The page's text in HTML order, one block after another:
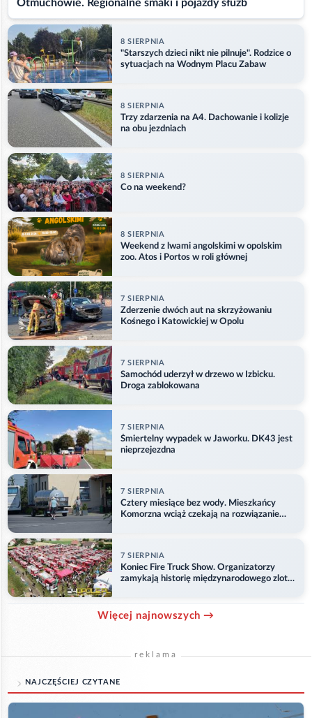
Otmuchowie. Regionalne smaki i pojazdy służb
8 SIERPNIA
"Starszych dzieci nikt nie pilnuje". Rodzice o
sytuacjach na Wodnym Placu Zabaw
8 SIERPNIA
Trzy zdarzenia na A4. Dachowanie i kolizje
na obu jezdniach
8 SIERPNIA
Co na weekend?
8 SIERPNIA
Weekend z lwami angolskimi w opolskim
zoo. Atos i Portos w roli głównej
7 SIERPNIA
Zderzenie dwóch aut na skrzyżowaniu
Kośnego i Katowickiej w Opolu
7 SIERPNIA
Samochód uderzył w drzewo w Izbicku.
Droga zablokowana
7 SIERPNIA
Śmiertelny wypadek w Jaworku. DK43 jest
nieprzejezdna
7 SIERPNIA
Cztery miesiące bez wody. Mieszkańcy
Komorzna wciąż czekają na rozwiązanie
7 SIERPNIA
Koniec Fire Truck Show. Organizatorzy
zamykają historię międzynarodowego zlotu
Więcej najnowszych →
reklama
NAJCZĘŚCIEJ CZYTANE